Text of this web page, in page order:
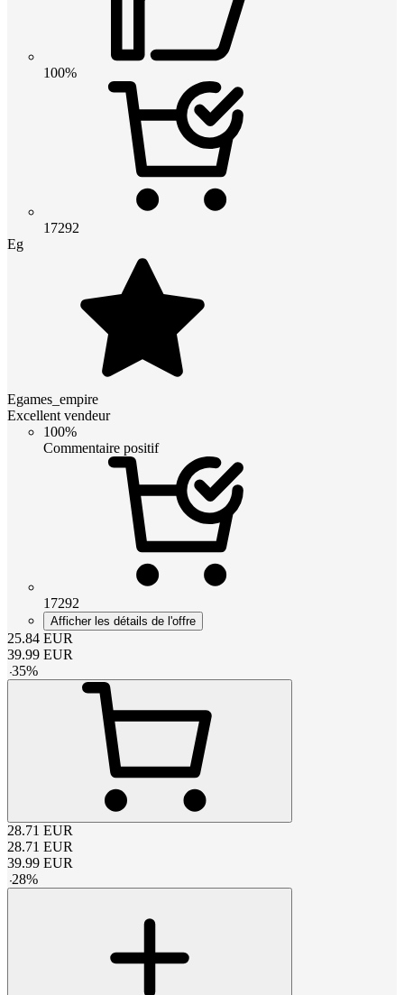
100%
17292
Eg
Egames_empire
Excellent vendeur
100%
Commentaire positif
17292
Afficher les détails de l'offre
25.84 EUR
39.99 EUR
-35%
28.71 EUR
28.71 EUR
39.99 EUR
-28%